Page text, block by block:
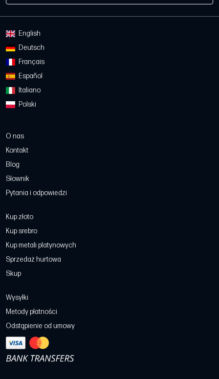
English
Deutsch
Français
Español
Italiano
Polski
O nas
Kontakt
Blog
Słownik
Pytania i odpowiedzi
Kup złoto
Kup srebro
Kup metali platynowych
Sprzedaż hurtowa
Skup
Wysyłki
Metody płatności
Odstąpienie od umowy